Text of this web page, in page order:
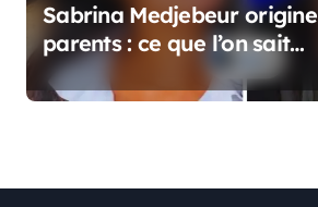
Sabrina Medjebeur origine
parents : ce que l’on sait
réellement sur ses origines
familiales